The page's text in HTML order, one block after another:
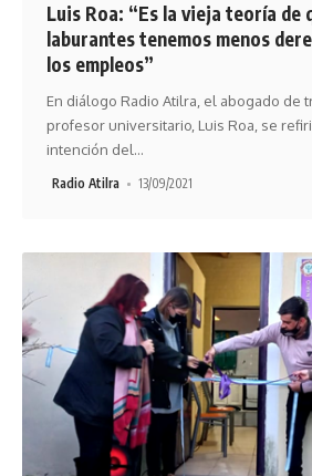
Luis Roa: “Es la vieja teoría de
laburantes tenemos menos
los empleos”
En diálogo Radio Atilra, el abogado de
profesor universitario, Luis Roa, se
intención del…
Radio Atilra 13/09/2021